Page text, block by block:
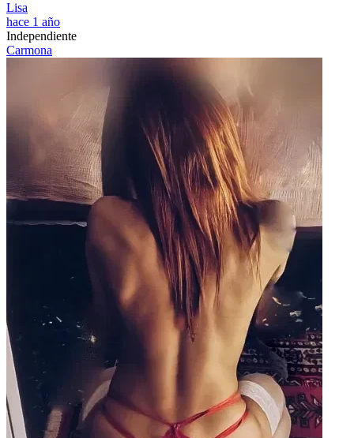
Lisa
hace 1 año
Independiente
Carmona